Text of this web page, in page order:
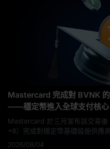
Mastercard 完成對 BVNK
——穩定幣進入全球支付核心
Mastercard 於三月宣布該交易
+8）完成對穩定幣基礎設施供應
2026/08/04